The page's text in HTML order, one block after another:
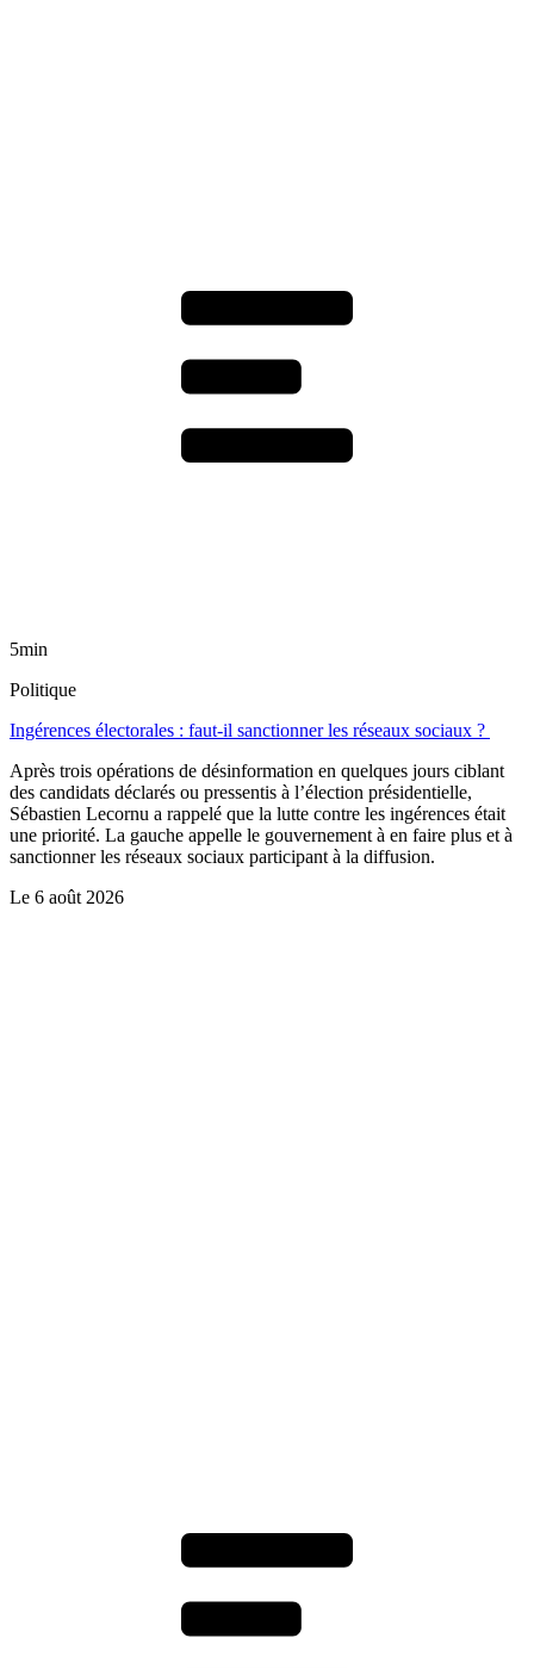
5min
Politique
Ingérences électorales : faut-il sanctionner les réseaux sociaux ?
Après trois opérations de désinformation en quelques jours ciblant
des candidats déclarés ou pressentis à l’élection présidentielle,
Sébastien Lecornu a rappelé que la lutte contre les ingérences était
une priorité. La gauche appelle le gouvernement à en faire plus et à
sanctionner les réseaux sociaux participant à la diffusion.
Le 6 août 2026